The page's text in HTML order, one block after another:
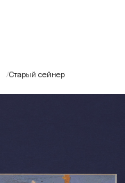
Старый сейнер